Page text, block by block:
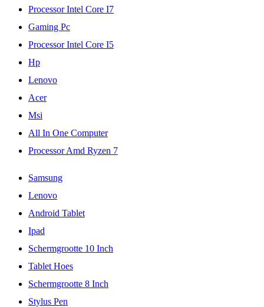
Processor Intel Core I7
Gaming Pc
Processor Intel Core I5
Hp
Lenovo
Acer
Msi
All In One Computer
Processor Amd Ryzen 7
Samsung
Lenovo
Android Tablet
Ipad
Schermgrootte 10 Inch
Tablet Hoes
Schermgrootte 8 Inch
Stylus Pen